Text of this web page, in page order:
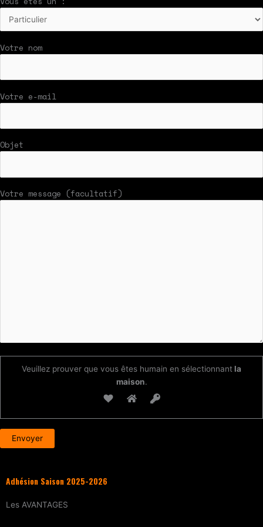
Votre nom
Votre e-mail
Objet
Votre message (facultatif)
Veuillez prouver que vous êtes humain en sélectionnantla
maison.
Adhésion Saison 2025-2026
Les AVANTAGES